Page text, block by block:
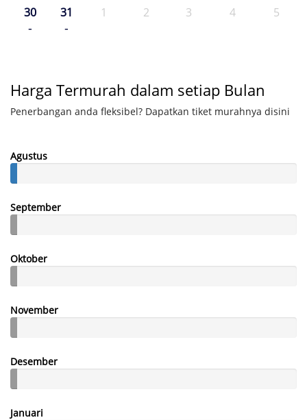
30
-
31
-
1 2 3 4 5
Harga Termurah dalam setiap Bulan
Penerbangan anda fleksibel? Dapatkan tiket murahnya disini
Agustus
September
Oktober
November
Desember
Januari